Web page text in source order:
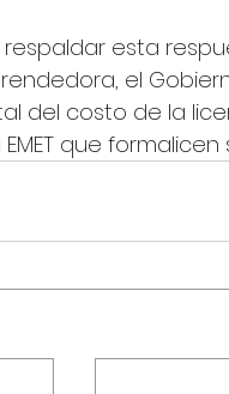
respaldar esta
el
del costo de la
que formalicen